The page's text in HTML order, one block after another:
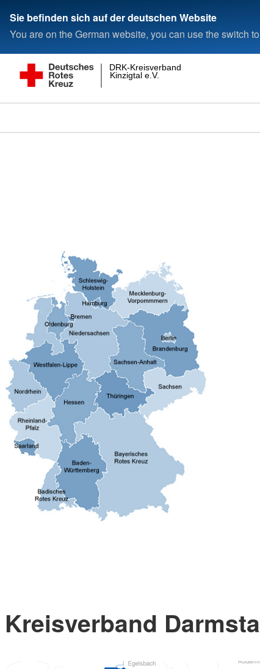
Sie befinden sich auf der deutschen Website
You are on the German website, you can use the switch
Kinzigtal e.V.
DRK-Kreisverband
Kreisverband